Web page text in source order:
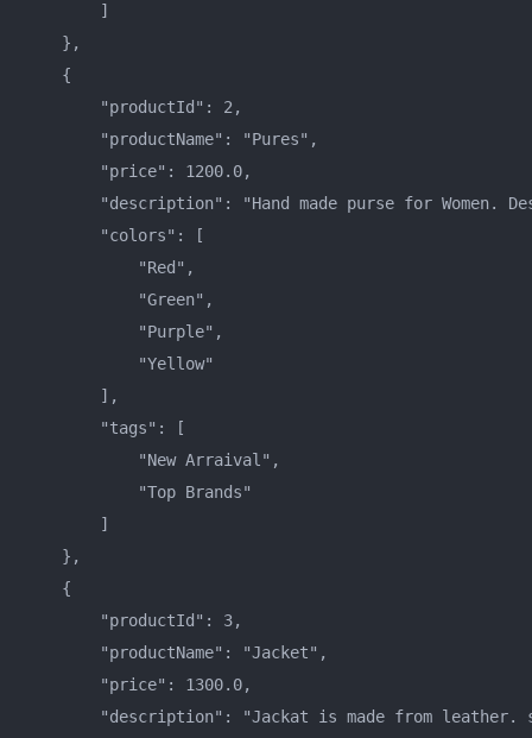
        ]
    },
    {
        "productId": 2,
        "productName": "Pures",
        "price": 1200.0,
"description": "Hand made purse for
        "colors": [
            "Red",
            "Green",
            "Purple",
            "Yellow"
        ],
        "tags": [
            "New Arraival",
            "Top Brands"
        ]
    },
    {
        "productId": 3,
        "productName": "Jacket",
        "price": 1300.0,
"description": "Jackat is made from